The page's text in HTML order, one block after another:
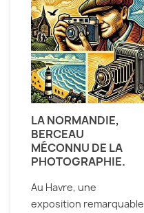
LA NORMANDIE,
BERCEAU
MÉCONNU DE LA
PHOTOGRAPHIE.
Au Havre, une
exposition remarquable